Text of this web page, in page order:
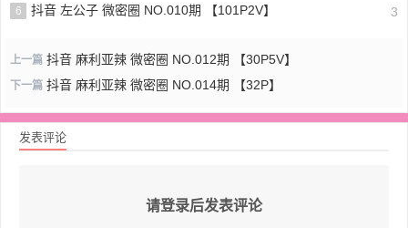
6 抖音 左公子 微密圈 NO.010期 【101P2V】 3
上一篇 抖音 麻利亚辣 微密圈 NO.012期 【30P5V】
下一篇 抖音 麻利亚辣 微密圈 NO.014期 【32P】
发表评论
请登录后发表评论